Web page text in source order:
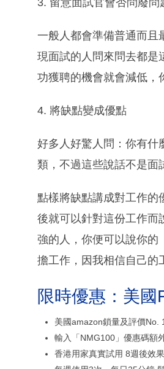
3. 留意面試官會否問廢問
一般人都會準備普通而且
現面試的人問來問去都是
功獲聘的機會就會減低，
4. 將缺點變成優點
好多人好驚人問：你有什
類，不過這些說話不是面
點樣將缺點講成對工作的
後就可以針對這份工作而
強的人，你便可以說你的
擔工作，因我相信自己的
限時優惠：美
美國amazon鎖量及評價No.
輸入「NMG100」優惠碼額
香港用家真實試用 8週後效